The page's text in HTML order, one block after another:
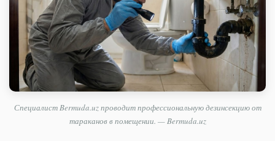
Специалист Bermuda.uz проводит профессиональную дезинсекцию от
тараканов в помещении. — Bermuda.uz